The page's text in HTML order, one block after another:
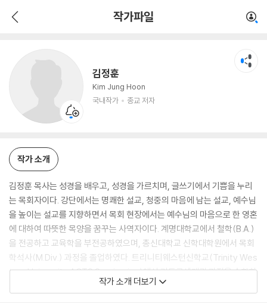
작가파일
김정훈
Kim Jung Hoon
국내작가
종교 저자
작가 소개
김정훈 목사는 성경을 배우고, 성경을 가르치며, 글쓰기에서 기쁨을 누리
는 목회자이다. 강단에서는 명쾌한 설교, 청중의 마음에 남는 설교, 예수님
을 높이는 설교를 지향하면서 목회 현장에서는 예수님의 마음으로 한 영혼
에 대하여 따뜻한 목양을 꿈꾸는 사역자이다. 계명대학교에서 철학(B.A.)
을 전공하고 교육학을 부전공하였으며, 총신대학교 신학대학원에서 목회
학석사(M.Div.) 과정을 졸업하였다. 트리니티웨스턴신학교(Trinity Wes
tern University ACTS Seminaries)에서 기독교세계관 과정을 수학하
고, 총신대학교 일반대학원에서 신학석사(Th.M.) 과정을 졸업하였다. 설
작가 소개 더보기